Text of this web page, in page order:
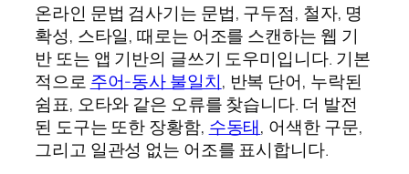
온라인 문법 검사기는 문법, 구두점, 철자, 명
확성, 스타일, 때로는 어조를 스캔하는 웹 기
반 또는 앱 기반의 글쓰기 도우미입니다. 기본
적으로 주어-동사 불일치, 반복 단어, 누락된
쉼표, 오타와 같은 오류를 찾습니다. 더 발전
된 도구는 또한 장황함, 수동태, 어색한 구문,
그리고 일관성 없는 어조를 표시합니다.